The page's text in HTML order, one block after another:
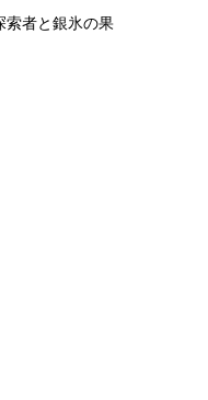
索者と銀氷の果